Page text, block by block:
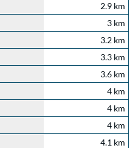
2.9 km
3 km
3.2 km
3.3 km
3.6 km
4 km
4 km
4 km
4.1 km